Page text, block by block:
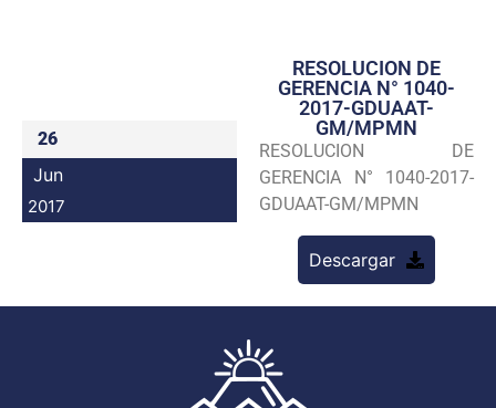
Transparencia
Seguridad
Programas
26
Jun
2017
RESOLUCION DE
GERENCIA N° 1040-
2017-GDUAAT-
GM/MPMN
RESOLUCION DE
GERENCIA N° 1040-2017-
GDUAAT-GM/MPMN
Descargar